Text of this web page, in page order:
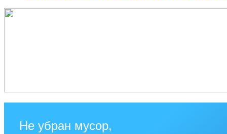
Не убран мусор,